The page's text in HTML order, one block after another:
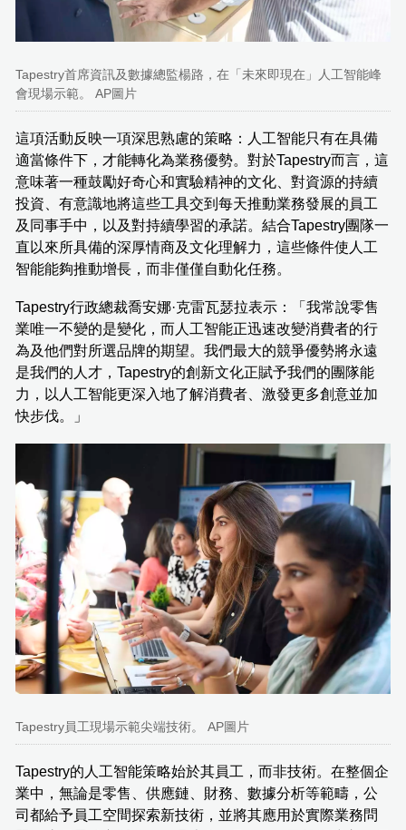
Tapestry首席資訊及數據總監楊路，在「未來即現在」人工智能峰
會現場示範。 AP圖片
這項活動反映一項深思熟慮的策略：人工智能只有在具備
適當條件下，才能轉化為業務優勢。對於Tapestry而言，這
意味著一種鼓勵好奇心和實驗精神的文化、對資源的持續
投資、有意識地將這些工具交到每天推動業務發展的員工
及同事手中，以及對持續學習的承諾。結合Tapestry團隊一
直以來所具備的深厚情商及文化理解力，這些條件使人工
智能能夠推動增長，而非僅僅自動化任務。
Tapestry行政總裁喬安娜·克雷瓦瑟拉表示：「我常說零售
業唯一不變的是變化，而人工智能正迅速改變消費者的行
為及他們對所選品牌的期望。我們最大的競爭優勢將永遠
是我們的人才，Tapestry的創新文化正賦予我們的團隊能
力，以人工智能更深入地了解消費者、激發更多創意並加
快步伐。」
Tapestry員工現場示範尖端技術。 AP圖片
Tapestry的人工智能策略始於其員工，而非技術。在整個企
業中，無論是零售、供應鏈、財務、數據分析等範疇，公
司都給予員工空間探索新技術，並將其應用於實際業務問